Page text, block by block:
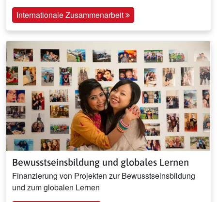
Internationale Zusammenarbeit
Bewusstseinsbildung und globales Lernen
Finanzierung von Projekten zur Bewusstseinsbildung
und zum globalen Lernen